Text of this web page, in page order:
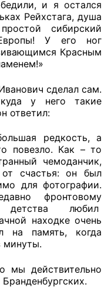
и я остался
Рейхстага, душа
сибирский
У его ног
Красным
сделал сам.
у него такие
ответил:
редкость, а
повезло. Как – то
чемоданчик,
счастья: он был
для фотографии.
фронтовому
любил
находке очень
на память, когда
минуты.
мы действительно